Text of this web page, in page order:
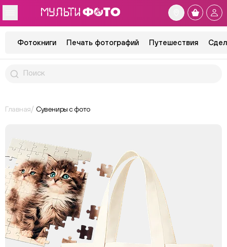
Фотокниги Печать фотографий Путешествия
Главная Сувениры с фото